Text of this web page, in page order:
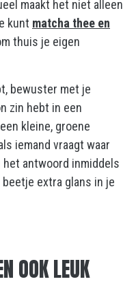
maakt het niet alleen
kunt matcha thee en
thuis je eigen
bewuster met je
zin hebt in een
kleine, groene
iemand vraagt waar
het antwoord inmiddels
extra glans in je
OOK LEUK